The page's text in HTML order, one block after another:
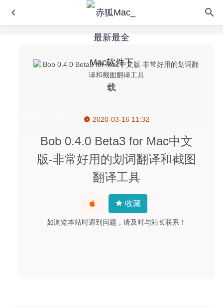
2020-03-16 11:32
Bob 0.4.0 Beta3 for Mac中文
版-非常好用的划词翻译和截图
翻译工具
收藏
如浏览本站时遇到问题，请及时与站长联系！
MacCleaner Pro 4.0 – MacOS系统优化清理工具
关于解决 Sorry,this Adobe app is not available 问题的方法
2023-04-27
AltTab 4.4.0 中文版-窗口快速切换神器
2020-04-03